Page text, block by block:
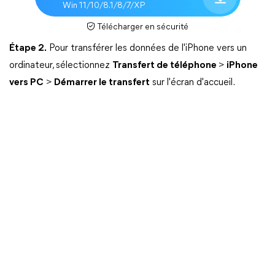
Win 11/10/8.1/8/7/XP
Télécharger en sécurité
Étape 2. Pour transférer les données de l'iPhone vers un
ordinateur, sélectionnez Transfert de téléphone > iPhone
vers PC > Démarrer le transfert sur l'écran d'accueil.